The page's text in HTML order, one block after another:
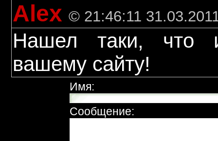
Alex © 21:46:11
Нашел таки, что
вашему сайту!
Имя:
Сообщение: